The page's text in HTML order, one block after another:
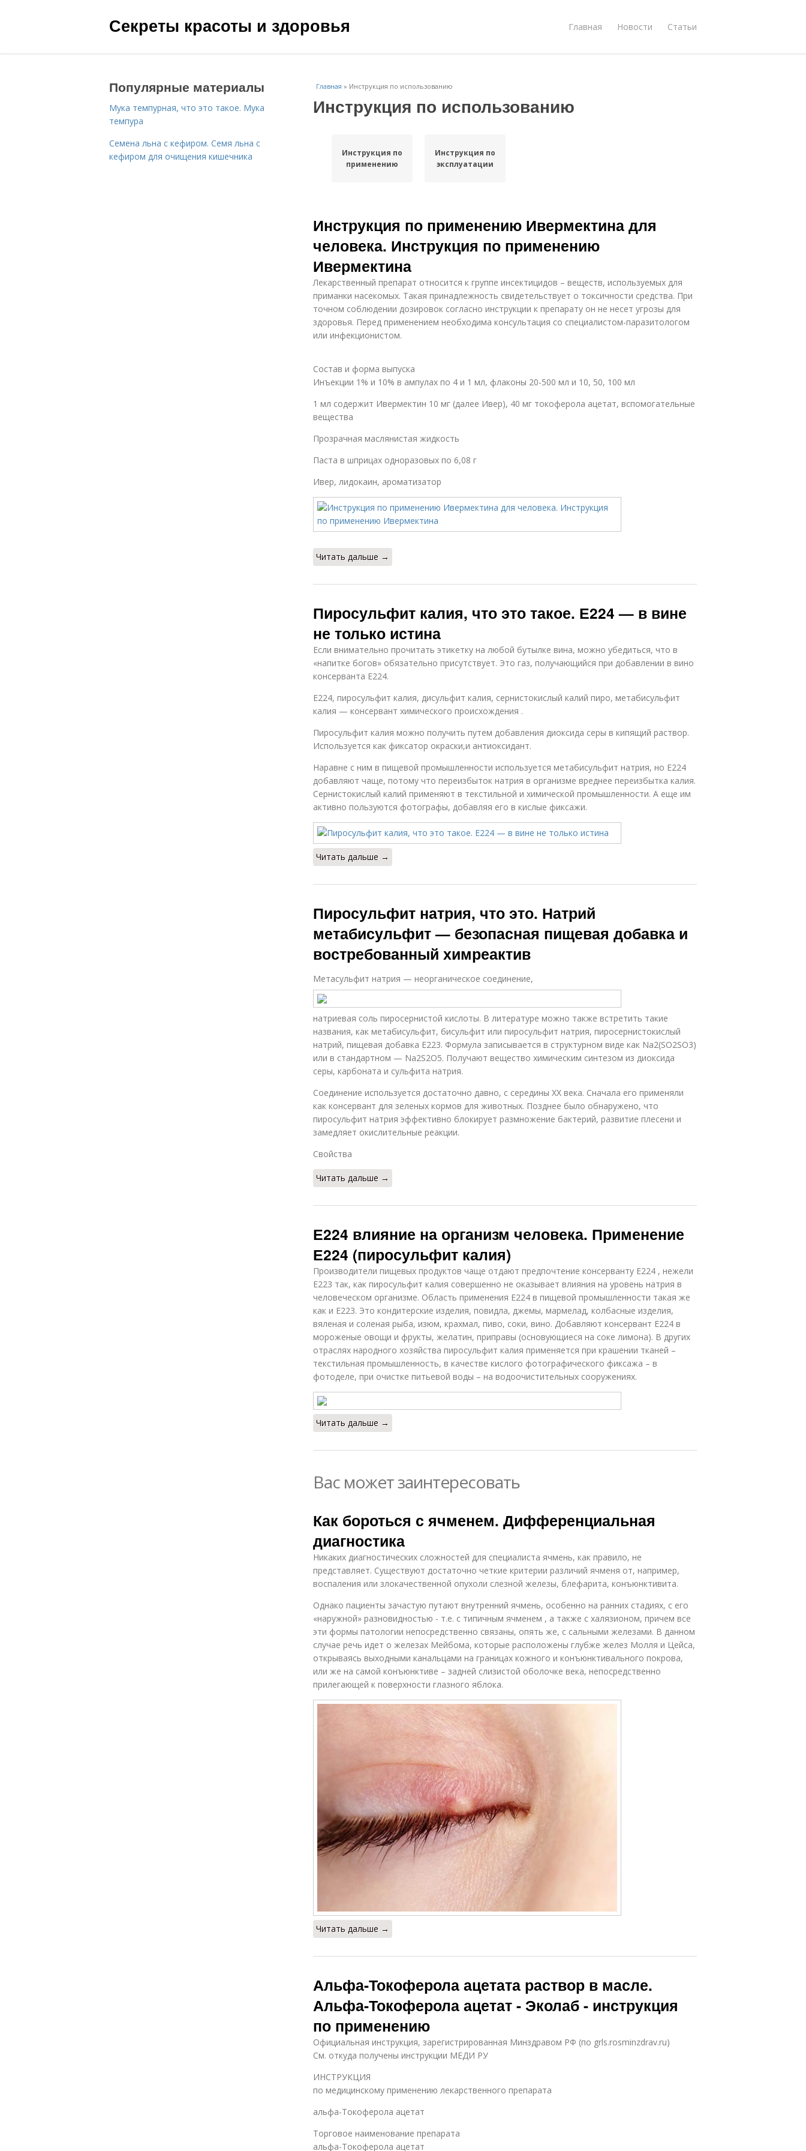
Секреты красоты и здоровья Главная Новости Статьи
Главная » Инструкция по использованию
Инструкция по использованию
Инструкция по
применению
Инструкция по
эксплуатации
Инструкция по применению Ивермектина для
человека. Инструкция по применению
Ивермектина
Лекарственный препарат относится к группе инсектицидов – веществ, используемых для
приманки насекомых. Такая принадлежность свидетельствует о токсичности средства. При
точном соблюдении дозировок согласно инструкции к препарату он не несет угрозы для
здоровья. Перед применением необходима консультация со специалистом-паразитологом
или инфекционистом.
Состав и форма выпуска
Инъекции 1% и 10% в ампулах по 4 и 1 мл, флаконы 20-500 мл и 10, 50, 100 мл
1 мл содержит Ивермектин 10 мг (далее Ивер), 40 мг токоферола ацетат, вспомогательные
вещества
Прозрачная маслянистая жидкость
Паста в шприцах одноразовых по 6,08 г
Ивер, лидокаин, ароматизатор
Читать дальше →
Пиросульфит калия, что это такое. Е224 — в вине
не только истина
Если внимательно прочитать этикетку на любой бутылке вина, можно убедиться, что в
«напитке богов» обязательно присутствует. Это газ, получающийся при добавлении в вино
консерванта Е224.
E224, пиросульфит калия, дисульфит калия, сернистокислый калий пиро, метабисульфит
калия — консервант химического происхождения .
Пиросульфит калия можно получить путем добавления диоксида серы в кипящий раствор.
Используется как фиксатор окраски,и антиоксидант.
Наравне с ним в пищевой промышленности используется метабисульфит натрия, но Е224
добавляют чаще, потому что переизбыток натрия в организме вреднее переизбытка калия.
Сернистокислый калий применяют в текстильной и химической промышленности. А еще им
активно пользуются фотографы, добавляя его в кислые фиксажи.
Читать дальше →
Пиросульфит натрия, что это. Натрий
метабисульфит — безопасная пищевая добавка и
востребованный химреактив
Метасульфит натрия — неорганическое соединение,
натриевая соль пиросернистой кислоты. В литературе можно также встретить такие
названия, как метабисульфит, бисульфит или пиросульфит натрия, пиросернистокислый
натрий, пищевая добавка Е223. Формула записывается в структурном виде как Na2(SO2SO3)
или в стандартном — Na2S2O5. Получают вещество химическим синтезом из диоксида
серы, карбоната и сульфита натрия.
Соединение используется достаточно давно, с середины XX века. Сначала его применяли
как консервант для зеленых кормов для животных. Позднее было обнаружено, что
пиросульфит натрия эффективно блокирует размножение бактерий, развитие плесени и
замедляет окислительные реакции.
Свойства
Читать дальше →
Е224 влияние на организм человека. Применение
Е224 (пиросульфит калия)
Производители пищевых продуктов чаще отдают предпочтение консерванту Е224 , нежели
Е223 так, как пиросульфит калия совершенно не оказывает влияния на уровень натрия в
человеческом организме. Область применения Е224 в пищевой промышленности такая же
как и Е223. Это кондитерские изделия, повидла, джемы, мармелад, колбасные изделия,
вяленая и соленая рыба, изюм, крахмал, пиво, соки, вино. Добавляют консервант Е224 в
мороженые овощи и фрукты, желатин, приправы (основующиеся на соке лимона). В других
отраслях народного хозяйства пиросульфит калия применяется при крашении тканей –
текстильная промышленность, в качестве кислого фотографического фиксажа – в
фотоделе, при очистке питьевой воды – на водоочистительных сооружениях.
Читать дальше →
Вас может заинтересовать
Как бороться с ячменем. Дифференциальная
диагностика
Никаких диагностических сложностей для специалиста ячмень, как правило, не
представляет. Существуют достаточно четкие критерии различий ячменя от, например,
воспаления или злокачественной опухоли слезной железы, блефарита, конъюнктивита.
Однако пациенты зачастую путают внутренний ячмень, особенно на ранних стадиях, с его
«наружной» разновидностью - т.е. с типичным ячменем , а также с халязионом, причем все
эти формы патологии непосредственно связаны, опять же, с сальными железами. В данном
случае речь идет о железах Мейбома, которые расположены глубже желез Молля и Цейса,
открываясь выходными канальцами на границах кожного и конъюнктивального покрова,
или же на самой конъюнктиве – задней слизистой оболочке века, непосредственно
прилегающей к поверхности глазного яблока.
Читать дальше →
Альфа-Токоферола ацетата раствор в масле.
Альфа-Токоферола ацетат - Эколаб - инструкция
по применению
Официальная инструкция, зарегистрированная Минздравом РФ (по grls.rosminzdrav.ru)
См. откуда получены инструкции МЕДИ РУ
ИНСТРУКЦИЯ
по медицинскому применению лекарственного препарата
альфа-Токоферола ацетат
Торговое наименование препарата
альфа-Токоферола ацетат
Популярные материалы
Мука темпурная, что это такое. Мука
темпура
Семена льна с кефиром. Семя льна с
кефиром для очищения кишечника